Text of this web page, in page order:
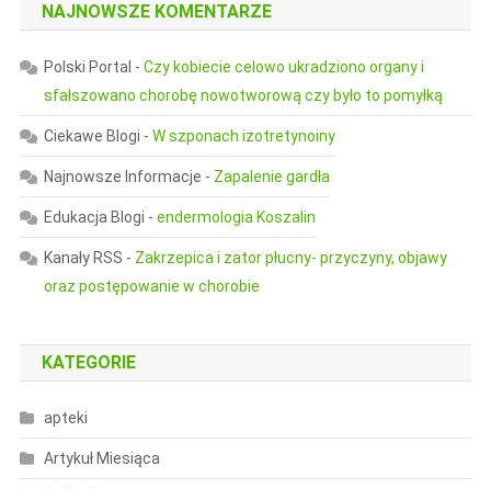
NAJNOWSZE KOMENTARZE
Polski Portal - Czy kobiecie celowo ukradziono organy i
sfałszowano chorobę nowotworową czy było to pomyłką
Ciekawe Blogi - W szponach izotretynoiny
Najnowsze Informacje - Zapalenie gardła
Edukacja Blogi - endermologia Koszalin
Kanały RSS - Zakrzepica i zator płucny- przyczyny, objawy
oraz postępowanie w chorobie
KATEGORIE
apteki
Artykuł Miesiąca